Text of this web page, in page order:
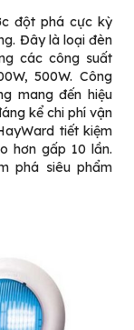
đột phá cực kỳ
Đây là loại đèn
các công suất
500W. Công
mang đến hiệu
kể chi phí vận
tiết kiệm
hơn gấp 10 lần.
phá siêu phẩm